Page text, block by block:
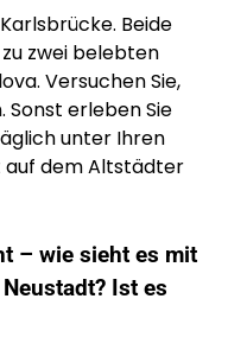
Beide
zwei belebten
Versuchen Sie,
erleben Sie
unter Ihren
auf dem Altstädter
– wie sieht es mit
Ist es